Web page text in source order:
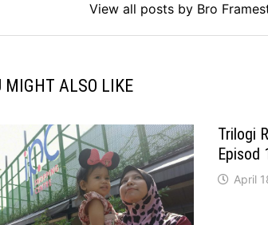
View all posts by Bro
MIGHT ALSO LIKE
Trilogi
Episod
April